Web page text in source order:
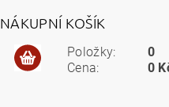
NÁKUPNÍ KOŠÍK
Položky:
Cena:
0
0